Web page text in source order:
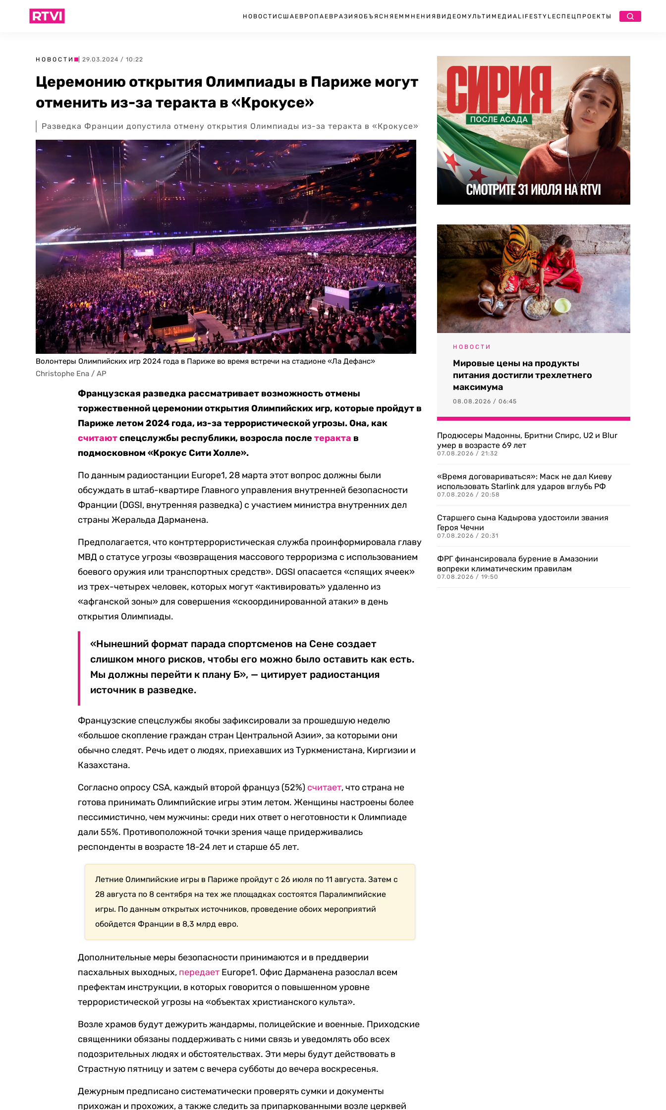
НОВОСТИ США ЕВРОПА ЕВРАЗИЯ ОБЪЯСНЯЕМ МНЕНИЯ ВИДЕО МУЛЬТИМЕДИА LIFESTYLEСПЕЦПРОЕКТЫ
НОВОСТИ | 29.03.2024 / 10:22
Церемонию открытия Олимпиады в Париже могут
отменить из-за теракта в «Крокусе»
Разведка Франции допустила отмену открытия Олимпиады из-за теракта в «Крокусе»
Волонтеры Олимпийских игр 2024 года в Париже во время встречи на стадионе «Ла Дефанс»
Christophe Ena / AP
Французская разведка рассматривает возможность отмены
торжественной церемонии открытия Олимпийских игр, которые пройдут в
Париже летом 2024 года, из-за террористической угрозы. Она, как
считаютспецслужбы республики, возросла послетеракта в
подмосковном «Крокус Сити Холле».
По данным радиостанции Europe1, 28 марта этот вопрос должны были
обсуждать в штаб-квартире Главного управления внутренней безопасности
Франции (DGSI, внутренняя разведка) с участием министра внутренних дел
страны Жеральда Дарманена.
Предполагается, что контртеррористическая служба проинформировала главу
МВД о статусе угрозы «возвращения массового терроризма с использованием
боевого оружия или транспортных средств». DGSI опасается «спящих ячеек»
из трех-четырех человек, которых могут «активировать» удаленно из
«афганской зоны» для совершения «скоординированной атаки» в день
открытия Олимпиады.
«Нынешний формат парада спортсменов на Сене создает
слишком много рисков, чтобы его можно было оставить как есть.
Мы должны перейти к плану Б», — цитирует радиостанция
источник в разведке.
Французские спецслужбы якобы зафиксировали за прошедшую неделю
«большое скопление граждан стран Центральной Азии», за которыми они
обычно следят. Речь идет о людях, приехавших из Туркменистана, Киргизии и
Казахстана.
Согласно опросу CSA, каждый второй француз (52%) считает, что страна не
готова принимать Олимпийские игры этим летом. Женщины настроены более
пессимистично, чем мужчины: среди них ответ о неготовности к Олимпиаде
дали 55%. Противоположной точки зрения чаще придерживались
респонденты в возрасте 18-24 лет и старше 65 лет.
Летние Олимпийские игры в Париже пройдут с 26 июля по 11 августа. Затем с
28 августа по 8 сентября на тех же площадках состоятся Паралимпийские
игры. По данным открытых источников, проведение обоих мероприятий
обойдется Франции в 8,3 млрд евро.
Дополнительные меры безопасности принимаются и в преддверии
пасхальных выходных, передает Europe1. Офис Дарманена разослал всем
префектам инструкции, в которых говорится о повышенном уровне
террористической угрозы на «объектах христианского культа».
Возле храмов будут дежурить жандармы, полицейские и военные. Приходские
священники обязаны поддерживать с ними связь и уведомлять обо всех
подозрительных людях и обстоятельствах. Эти меры будут действовать в
Страстную пятницу и затем с вечера субботы до вечера воскресенья.
Дежурным предписано систематически проверять сумки и документы
прихожан и прохожих, а также следить за припаркованными возле церквей
НОВОСТИ
Мировые цены на продукты
питания достигли трехлетнего
максимума
08.08.2026 / 06:45
Продюсеры Мадонны, Бритни Спирс, U2 и Blur
умер в возрасте 69 лет
07.08.2026 / 21:32
«Время договариваться»: Маск не дал Киеву
использовать Starlink для ударов вглубь РФ
07.08.2026 / 20:58
Старшего сына Кадырова удостоили звания
Героя Чечни
07.08.2026 / 20:31
ФРГ финансировала бурение в Амазонии
вопреки климатическим правилам
07.08.2026 / 19:50